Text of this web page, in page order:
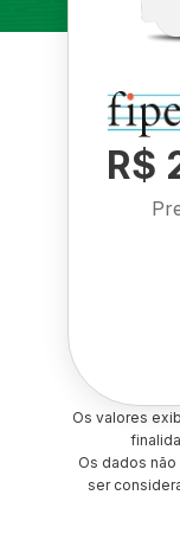
R$
Os valores
Os dados
ser